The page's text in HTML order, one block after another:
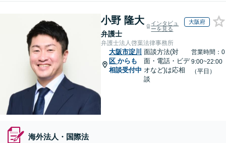
小野 隆大
弁護士
インタビュ
ーを見る
大阪府
弁護士法人啓葉法律事務所
大阪市淀川
区 からも
相談受付中
面談方法(対
面・電話・ビデ
オなど)は応相
談
営業時間：0
9:00~22:00
（平日）
海外法人・国際法